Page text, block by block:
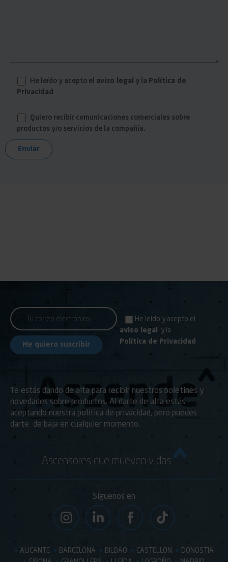
He leído y acepto el aviso legal y la Política de
Privacidad
Quiero recibir comunicaciones comerciales sobre
productos y/o servicios de la compañía.
He leído y acepto el
aviso legal
y la
Política de Privacidad
Te estás dando de alta para recibir nuestros boletines y
novedades sobre productos. Al darte de alta estás
aceptando nuestra política de privacidad, pero puedes
darte de baja en cualquier momento.
Ascensores que mueven vidas
Síguenos en
ALICANTE BARCELONA BILBAO CASTELLON
DONOSTIA